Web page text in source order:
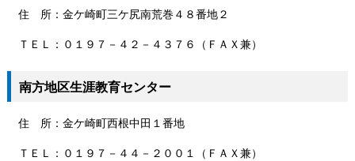
住 所：金ケ崎町三ケ尻南荒巻４８番地２
ＴＥＬ：０１９７－４２－４３７６（ＦＡＸ兼）
南方地区生涯教育センター
住 所：金ケ崎町西根中田１番地
ＴＥＬ：０１９７－４４－２００１（ＦＡＸ兼）